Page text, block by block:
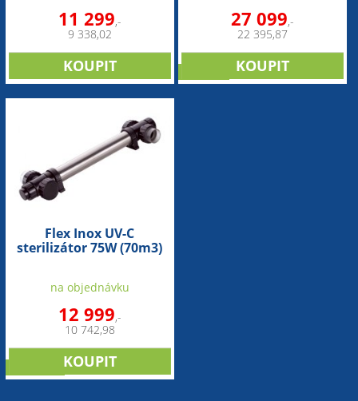
11 299,-
9 338,02
27 099,-
22 395,87
Flex Inox UV-C
sterilizátor 75W (70m3)
na objednávku
12 999,-
10 742,98